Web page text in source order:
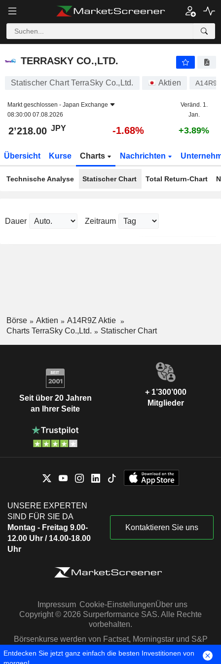
TERRASKY CO.,LTD.
TERRASKY CO.,LTD.
Statischer Chart TerraSky Co.,Ltd. Aktien
Markt geschlossen - Japan Exchange
08:30:00 07.08.2026
Veränd. 1.
Jan.
2’218.00 JPY -1.68% +3.89%
Übersicht Kurse Charts Nachrichten
Technische Analyse Statischer Chart Total Return-Chart
Dauer Zeitraum
Börse Aktien
A14R9Z Aktie
Charts TerraSky Co.,Ltd.
Statischer Chart
Seit über 20 Jahren
an Ihrer Seite
+ 1’300’000
Mitglieder
UNSERE EXPERTEN
SIND FÜR SIE DA
Montag - Freitag 9.00-
12.00 Uhr / 14.00-18.00
Uhr
Kontaktieren Sie uns
Impressum Cookie-EinstellungenÜber uns
Copyright © 2026 Surperformance SAS. Alle Rechte
vorbehalten.
Börsenkurse werden von Factset, Morningstar und S&P
Capital IQ zur Verfügung gestellt
Entdecken Sie jetzt ganz einfach die besten Investitionen von